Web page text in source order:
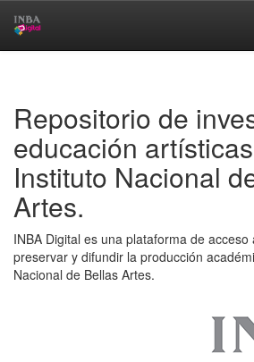
Repositorio de
educación
Instituto Nacional
Artes.
INBA Digital es una plataforma de
preservar y difundir la producción
Nacional de Bellas Artes.